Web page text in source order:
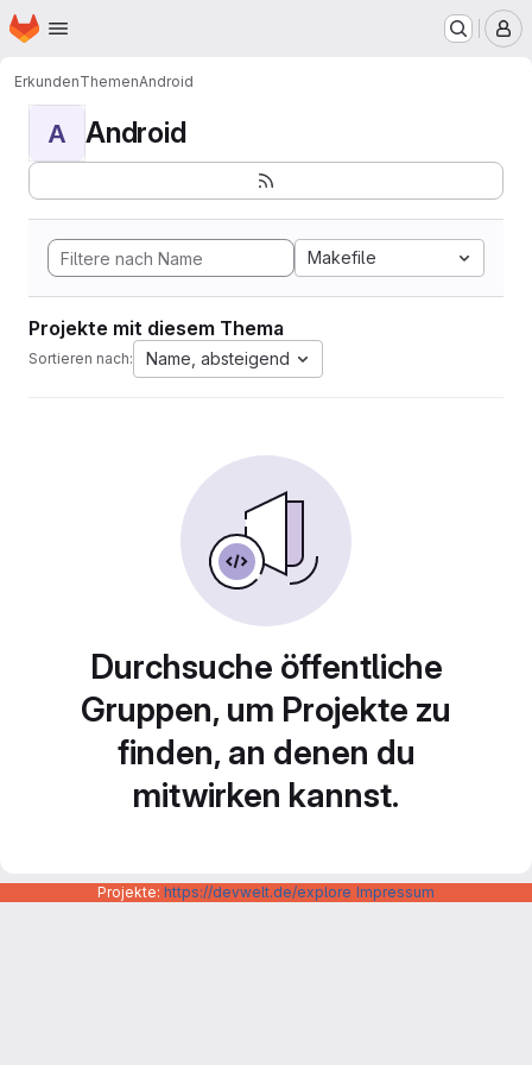
Zum Hauptinhalt springen
Startseite
ErkundenThemenAndroid
A Android
Makefile
Projekte mit diesem Thema
Sortieren nach: Name, absteigend
Durchsuche öffentliche
Gruppen, um Projekte zu
finden, an denen du
mitwirken kannst.
Projekte: https://devwelt.de/explore Impressum